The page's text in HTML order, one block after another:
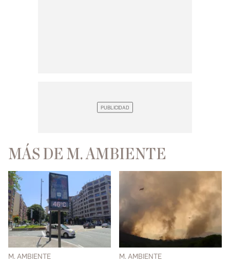
MÁS DE M. AMBIENTE
M. AMBIENTE M. AMBIENTE